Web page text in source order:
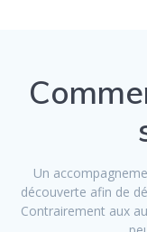
Un
découverte afin de
Contrairement aux